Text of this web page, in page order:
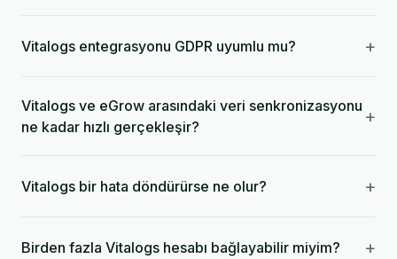
Vitalogs entegrasyonu GDPR uyumlu mu? +
Vitalogs ve eGrow arasındaki veri senkronizasyonu
ne kadar hızlı gerçekleşir?
+
Vitalogs bir hata döndürürse ne olur? +
Birden fazla Vitalogs hesabı bağlayabilir miyim? +